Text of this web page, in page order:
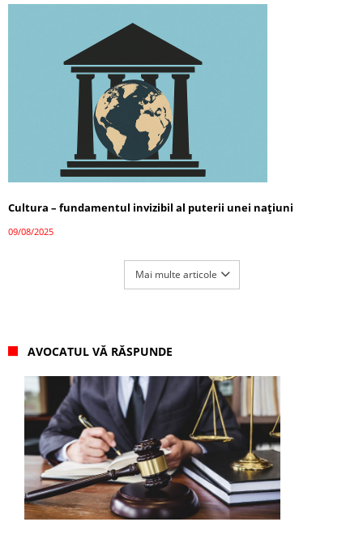
Cultura – fundamentul invizibil al puterii unei națiuni
09/08/2025
Mai multe articole
AVOCATUL VĂ RĂSPUNDE